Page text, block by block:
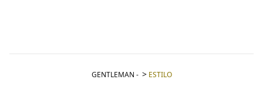
GENTLEMAN - ESTILO